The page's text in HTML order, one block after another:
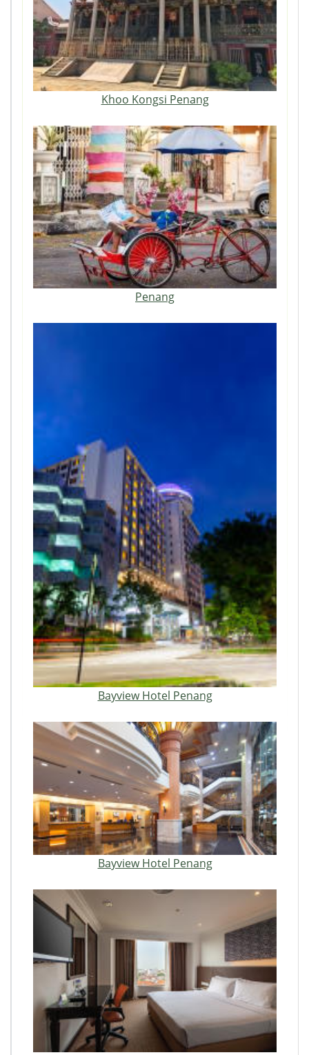
Khoo Kongsi Penang
Penang
Bayview Hotel Penang
Bayview Hotel Penang